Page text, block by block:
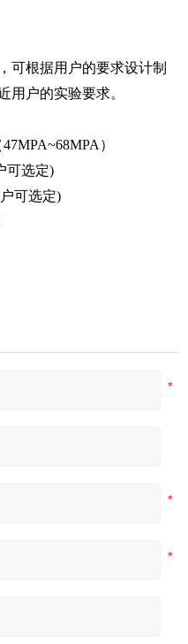
可根据用户的要求设计制
用户的实验要求。
）
可选定)
可选定)